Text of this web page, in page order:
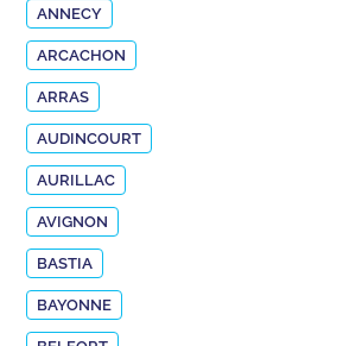
ANNECY
ARCACHON
ARRAS
AUDINCOURT
AURILLAC
AVIGNON
BASTIA
BAYONNE